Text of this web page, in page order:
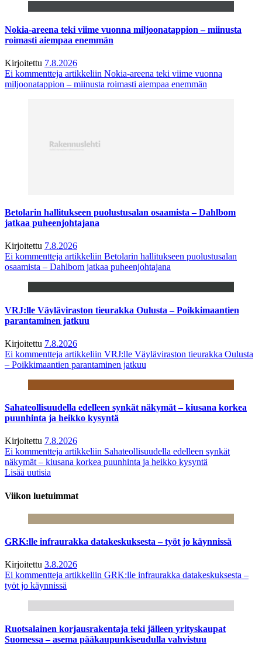
Nokia-areena teki viime vuonna miljoonatappion – miinusta
roimasti aiempaa enemmän
Kirjoitettu 7.8.2026
Ei kommentteja artikkeliin Nokia-areena teki viime vuonna
miljoonatappion – miinusta roimasti aiempaa enemmän
Betolarin hallitukseen puolustusalan osaamista – Dahlbom
jatkaa puheenjohtajana
Kirjoitettu 7.8.2026
Ei kommentteja artikkeliin Betolarin hallitukseen puolustusalan
osaamista – Dahlbom jatkaa puheenjohtajana
VRJ:lle Väyläviraston tieurakka Oulusta – Poikkimaantien
parantaminen jatkuu
Kirjoitettu 7.8.2026
Ei kommentteja artikkeliin VRJ:lle Väyläviraston tieurakka Oulusta
– Poikkimaantien parantaminen jatkuu
Sahateollisuudella edelleen synkät näkymät – kiusana korkea
puunhinta ja heikko kysyntä
Kirjoitettu 7.8.2026
Ei kommentteja artikkeliin Sahateollisuudella edelleen synkät
näkymät – kiusana korkea puunhinta ja heikko kysyntä
Lisää uutisia
Viikon luetuimmat
GRK:lle infraurakka datakeskuksesta – työt jo käynnissä
Kirjoitettu 3.8.2026
Ei kommentteja artikkeliin GRK:lle infraurakka datakeskuksesta –
työt jo käynnissä
Ruotsalainen korjausrakentaja teki jälleen yrityskaupat
Suomessa – asema pääkaupunkiseudulla vahvistuu